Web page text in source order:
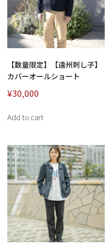
【数量限定】【遠州刺し子】
カバーオールショート
¥30,000
Add to cart